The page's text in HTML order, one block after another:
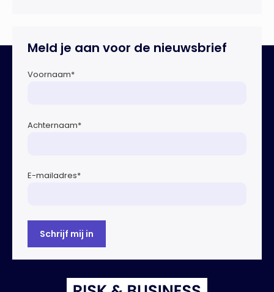
Europese Commissie bij het ontwikkelen van […]
Meld je aan voor de nieuwsbrief
Voornaam*
Achternaam*
E-mailadres*